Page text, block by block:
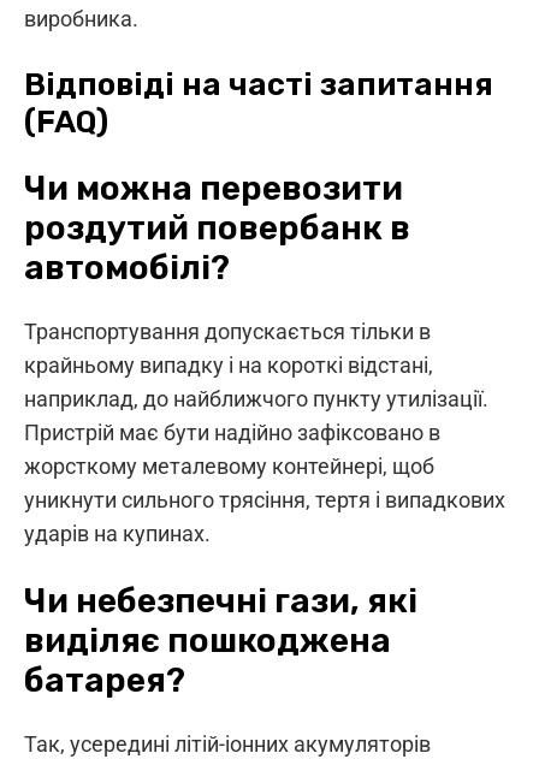
виробника.
Відповіді на часті запитання
(FAQ)
Чи можна перевозити
роздутий повербанк в
автомобілі?
Транспортування допускається тільки в
крайньому випадку і на короткі відстані,
наприклад, до найближчого пункту утилізації.
Пристрій має бути надійно зафіксовано в
жорсткому металевому контейнері, щоб
уникнути сильного трясіння, тертя і випадкових
ударів на купинах.
Чи небезпечні гази, які
виділяє пошкоджена
батарея?
Так, усередині літій-іонних акумуляторів